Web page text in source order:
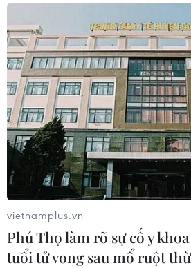
vietnamplus.vn
Phú Thọ làm rõ sự cố y
tuổi tử vong sau mổ ruột